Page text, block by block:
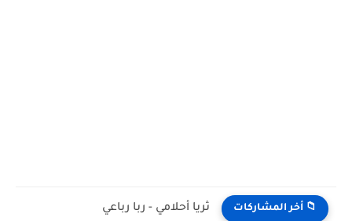
📁 أخر المشاركات ثريا أحلامي - ربا رباعي